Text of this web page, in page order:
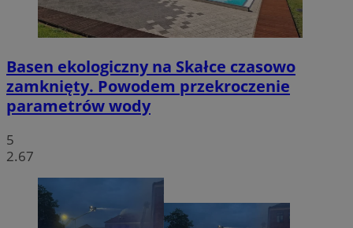
Basen ekologiczny na Skałce czasowo
zamknięty. Powodem przekroczenie
parametrów wody
5
2.67